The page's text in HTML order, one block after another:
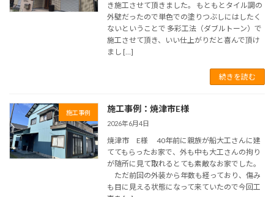
き施工させて頂きました。 もともとタイル調の
外壁だったので単色での塗りつぶしにはしたく
ないということで 多彩工法（ダブルトーン）で
施工させて頂き、いい仕上がりだと喜んで頂け
まし […]
続きを読む
施工事例 施工事例：焼津市E様
2026年6月4日
焼津市 E様 40年前に親族が船大工さんに建
ててもらったお家で、外も中も大工さんの拘り
が随所に見て取れるとても素敵なお家でした。
ただ前回の外装から年数も経っており、傷み
も目に見える状態になって来ていたので今回工